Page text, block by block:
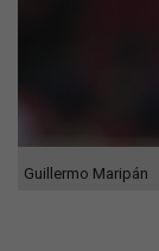
Guillermo Maripán